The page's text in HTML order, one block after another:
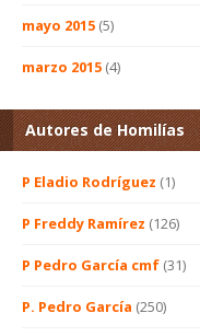
mayo 2015 (5)
marzo 2015 (4)
Autores de Homilías
P Eladio Rodríguez (1)
P Freddy Ramírez (126)
P Pedro García cmf (31)
P. Pedro García (250)